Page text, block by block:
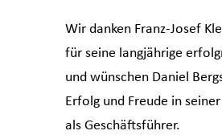
Wir danken Franz-Josef
für seine langjährige
und wünschen Daniel
Erfolg und Freude in
als Geschäftsführer.